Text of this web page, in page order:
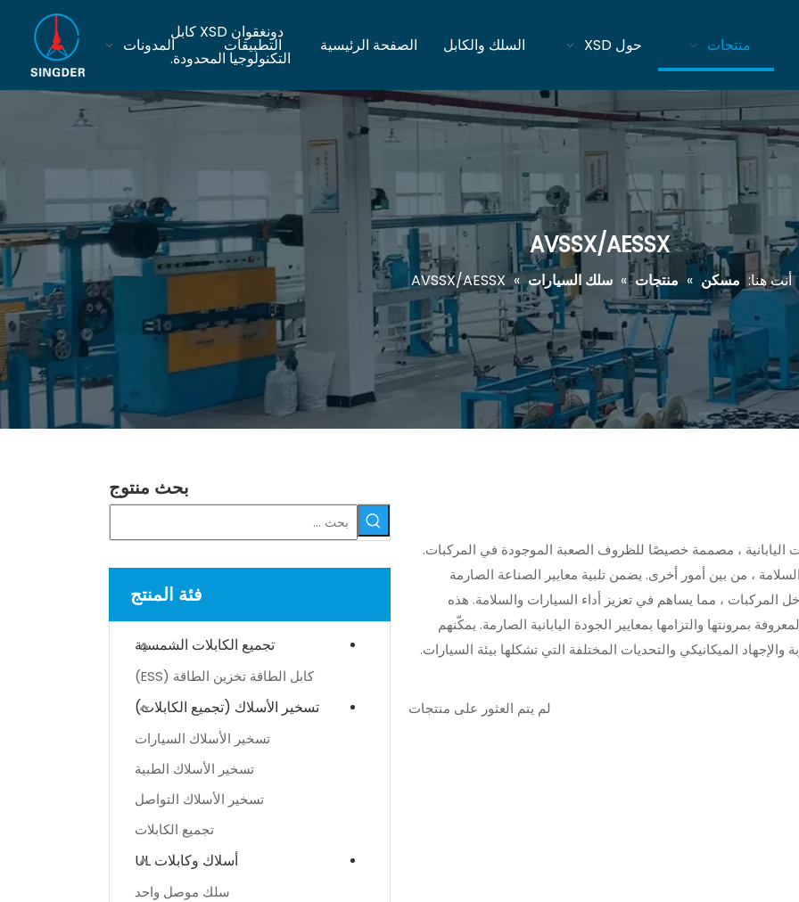
دونغقوان XSD كابل
التكنولوجيا المحدودة.
منتجات حول XSD السلك والكابل الصفحة الرئيسية التطبيقات المدونات
AVSSX/AESSX
أنت هنا: مسكن » منتجات » سلك السيارات »
AVSSX/AESSX
بحث منتوج
فئة المنتج
تجميع الكابلات الشمسية
كابل الطاقة تخزين الطاقة (ESS)
تسخير الأسلاك (تجميع الكابلات)
تسخير الأسلاك السيارات
تسخير الأسلاك الطبية
تسخير الأسلاك التواصل
تجميع الكابلات
أسلاك وكابلات UL
سلك موصل واحد
اليابانية ، مصممة خصيصًا للظروف الصعبة الموجودة في المركبات.
، من بين أمور أخرى. يضمن تلبية معايير الصناعة الصارمة
المركبات ، مما يساهم في تعزيز أداء السيارات والسلامة. هذه
بمرونتها والتزامها بمعايير الجودة اليابانية الصارمة. يمكّنهم
الميكانيكي والتحديات المختلفة التي تشكلها بيئة السيارات.
لم يتم العثور على منتجات